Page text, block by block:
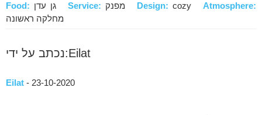
Food: גן עדן Service: Design: cozyAtmosphere:
מחלקה ראשונה
נכתב על ידי:Eilat
Eilat - 23-10-2020